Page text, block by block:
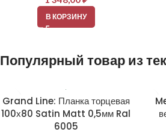
В КОРЗИНУ
Популярный товар из
Grand Line: Планка торцевая
100х80 Satin Matt 0,5мм Ral
6005